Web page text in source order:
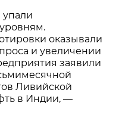
упали
оказывали
и увеличении
заявили
Ливийской
в Индии, —